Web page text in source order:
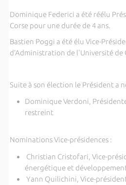
Dominique Federici a été réélu
Corse pour une durée de 4 ans.
Bastien Poggi a été élu Vice-
d’Administration de l'Université de
Suite à son élection le Président a
Dominique Verdoni,
restreint
Nominations Vice-présidences :
Christian Cristofari, Vice-
énergétique et
Yann Quilichini, Vice-